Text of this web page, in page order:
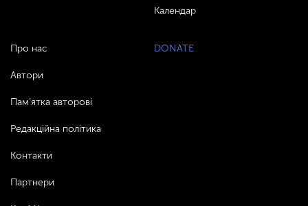
Календар
Про нас
Автори
Пам’ятка авторові
Редакційна політика
Контакти
Партнери
DONATE